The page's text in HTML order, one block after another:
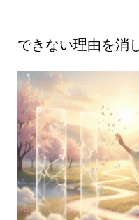
できない理由を消